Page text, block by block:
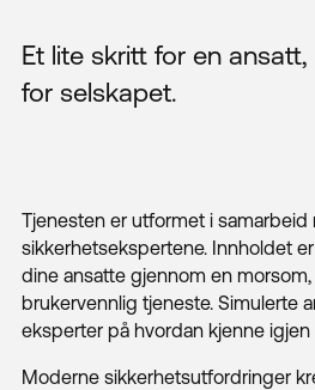
Et lite skritt for en
for selskapet.
Tjenesten er utformet i
sikkerhetsekspertene. Innholdet
dine ansatte gjennom en
brukervennlig tjeneste. Simulerte
eksperter på hvordan kjenne
Moderne sikkerhetsutfordringer